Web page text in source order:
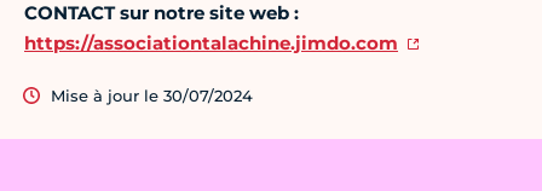
CONTACT sur notre site web :
https://associationtalachine.jimdo.com
Mise à jour le 30/07/2024